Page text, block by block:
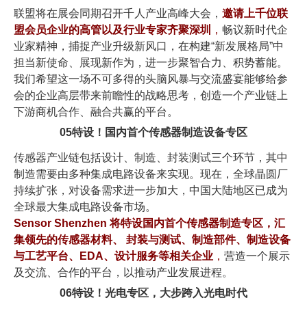
联盟将在展会同期召开千人产业高峰大会， 邀请上千位联
盟会员企业的高管以及行业专家齐聚深圳
， 畅议新时代企
业家精神，捕捉产业升级新风口，在构建“新发展格局”中
担当新使命、展现新作为，进一步聚智合力、积势蓄能。
我们希望这一场不可多得的头脑风暴与交流盛宴能够给参
会的企业高层带来前瞻性的战略思考，创造一个产业链上
下游商机合作、融合共赢的平台。
05特设！国内首个传感器制造设备专区
传感器产业链包括设计、制造、封装测试三个环节，其中
制造需要由多种集成电路设备来实现。现在，全球晶圆厂
持续扩张，对设备需求进一步加大，中国大陆地区已成为
全球最大集成电路设备市场。
Sensor Shenzhen 将特设国内首个传感器制造专区，汇
集领先的传感器材料、 封装与测试、制造部件、制造设备
与工艺平台、EDA、设计服务等相关企业 ， 营造一个展示
及交流、合作的平台，以推动产业发展进程。
06特设！光电专区，大步跨入光电时代